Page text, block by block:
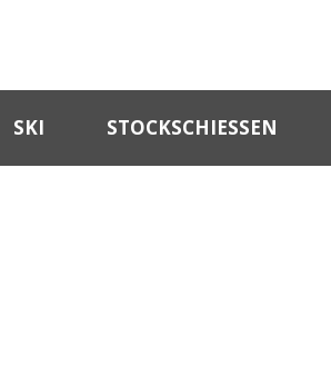
SKI STOCKSCHIESSEN